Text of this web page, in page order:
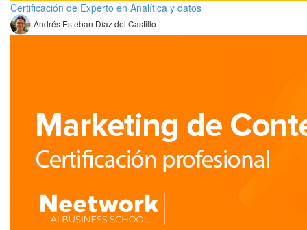
Certificación de Experto en Analítica y datos
Andrés Esteban Díaz del Castillo